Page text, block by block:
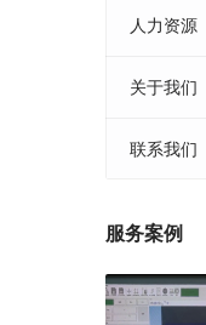
人力资源
关于我们
联系我们
服务案例